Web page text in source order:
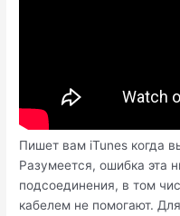
Пишет вам iTunes когда
Разумеется, ошибка эта
подсоединения, в том
кабелем не помогают.